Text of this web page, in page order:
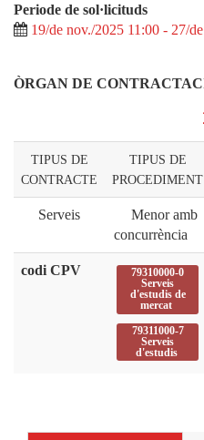
Periode de sol·licituds
19/de nov./2025 11:00 - 27/
ÒRGAN DE
TIPUS DE
CONTRACTE
TIPUS DE
PROCEDIMENT
Serveis
Menor amb
concurrència
codi CPV
79310000-0
Serveis
d'estudis de
mercat
79311000-7
Serveis
d'estudis